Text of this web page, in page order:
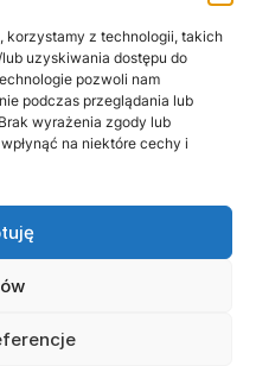
korzystamy z technologii, takich
uzyskiwania dostępu do
pozwoli nam
podczas przeglądania lub
wyrażenia zgody lub
na niektóre cechy i